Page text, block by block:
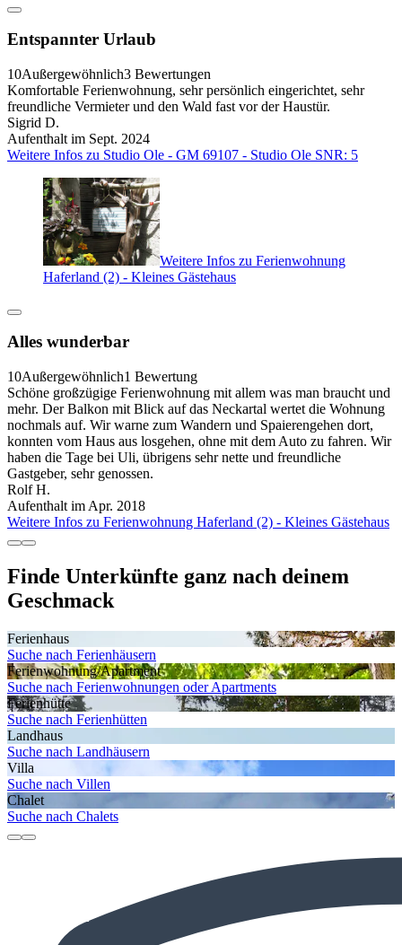
Entspannter Urlaub
10Außergewöhnlich3 Bewertungen
Komfortable Ferienwohnung, sehr persönlich eingerichtet, sehr
freundliche Vermieter und den Wald fast vor der Haustür.
Sigrid D.
Aufenthalt im Sept. 2024
Weitere Infos zu Studio Ole - GM 69107 - Studio Ole SNR: 5
Weitere Infos zu Ferienwohnung
Haferland (2) - Kleines Gästehaus
Alles wunderbar
10Außergewöhnlich1 Bewertung
Schöne großzügige Ferienwohnung mit allem was man braucht und
mehr. Der Balkon mit Blick auf das Neckartal wertet die Wohnung
nochmals auf. Wir warne zum Wandern und Spaierengehen dort,
konnten vom Haus aus losgehen, ohne mit dem Auto zu fahren. Wir
haben die Tage bei Uli, übrigens sehr nette und freundliche
Gastgeber, sehr genossen.
Rolf H.
Aufenthalt im Apr. 2018
Weitere Infos zu Ferienwohnung Haferland (2) - Kleines Gästehaus
Finde Unterkünfte ganz nach deinem
Geschmack
Ferienhaus
Suche nach Ferienhäusern
Ferienwohnung/Apartment
Suche nach Ferienwohnungen oder Apartments
Ferienhütte
Suche nach Ferienhütten
Landhaus
Suche nach Landhäusern
Villa
Suche nach Villen
Chalet
Suche nach Chalets